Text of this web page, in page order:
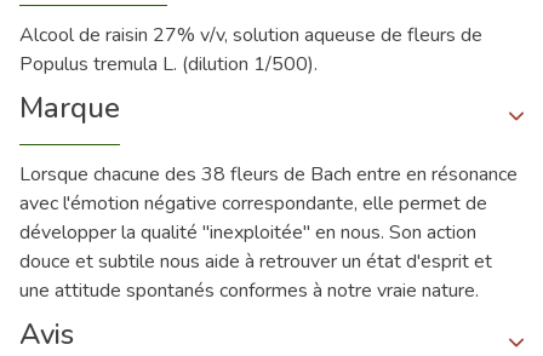
Alcool de raisin 27% v/v, solution aqueuse de fleurs de
Populus tremula L. (dilution 1/500).
Marque
Lorsque chacune des 38 fleurs de Bach entre en résonance
avec l'émotion négative correspondante, elle permet de
développer la qualité "inexploitée" en nous. Son action
douce et subtile nous aide à retrouver un état d'esprit et
une attitude spontanés conformes à notre vraie nature.
Avis